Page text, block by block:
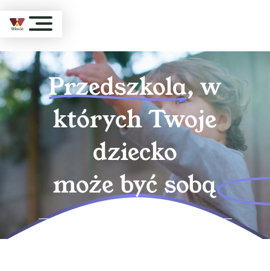
Przedszkola, w
których Twoje
dziecko
może być sobą